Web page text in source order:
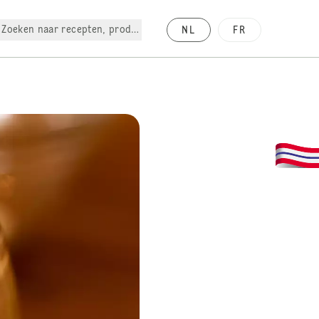
Zoeken naar recepten, producten, enz. NL FR